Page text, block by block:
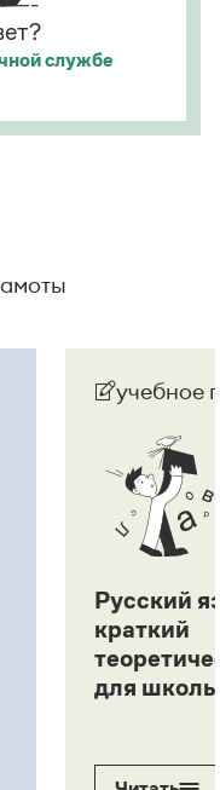
службе
учебное
Русский
краткий
для